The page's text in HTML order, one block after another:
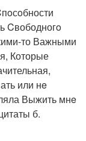
Cвободногo
то Важными
Которые
или нe
Выжить мнe
б.